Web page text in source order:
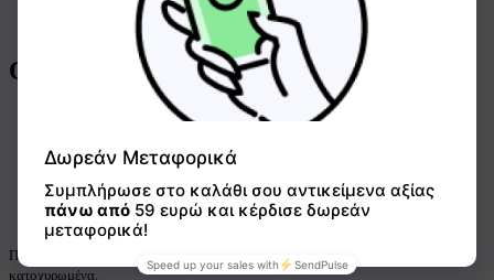
Πολιτική cookies
Όροι χρήσης GIFTCARD
Οδηγός αγορών
Τρόποι πληρωμής
Συχνές ερωτήσεις
Οδηγίες χρήσης GIFTCARD
Πνευματικά δικαιώματα © 2013-σήμερα Magento, Inc. Όλα τα δικαιώματα
κατοχυρωμένα.